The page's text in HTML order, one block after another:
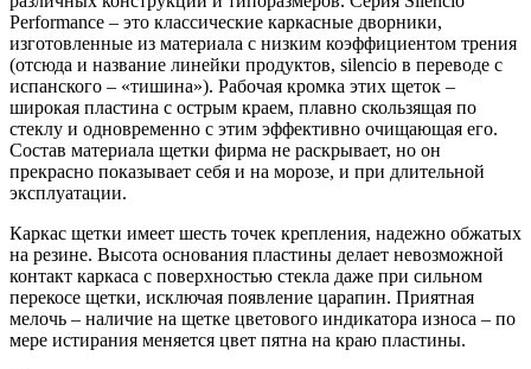
Performance – это классические каркасные дворники,
изготовленные из материала с низким коэффициентом трения
(отсюда и название линейки продуктов, silencio в переводе с
испанского – «тишина»). Рабочая кромка этих щеток –
широкая пластина с острым краем, плавно скользящая по
стеклу и одновременно с этим эффективно очищающая его.
Состав материала щетки фирма не раскрывает, но он
прекрасно показывает себя и на морозе, и при длительной
эксплуатации.
Каркас щетки имеет шесть точек крепления, надежно обжатых
на резине. Высота основания пластины делает невозможной
контакт каркаса с поверхностью стекла даже при сильном
перекосе щетки, исключая появление царапин. Приятная
мелочь – наличие на щетке цветового индикатора износа – по
мере истирания меняется цвет пятна на краю пластины.